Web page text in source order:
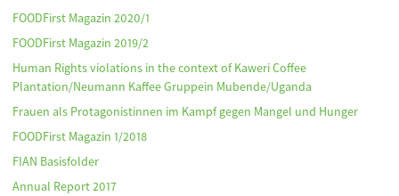
FOODFirst Magazin 2020/1
FOODFirst Magazin 2019/2
Human Rights violations in the context of Kaweri Coffee
Plantation/Neumann Kaffee Gruppein Mubende/Uganda
Frauen als Protagonistinnen im Kampf gegen Mangel und Hunger
FOODFirst Magazin 1/2018
FIAN Basisfolder
Annual Report 2017